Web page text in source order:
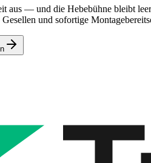
aus — und die Hebebühne bleibt
und sofortige